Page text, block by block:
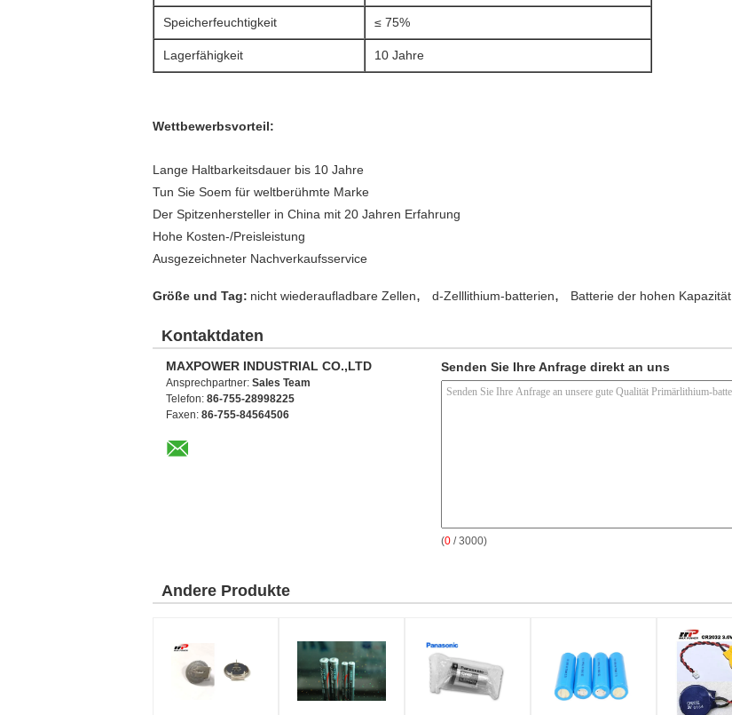
Speicherfeuchtigkeit ≤ 75%
Lagerfähigkeit 10 Jahre
Wettbewerbsvorteil:
Lange Haltbarkeitsdauer bis 10 Jahre
Tun Sie Soem für weltberühmte Marke
Der Spitzenhersteller in China mit 20 Jahren Erfahrung
Hohe Kosten-/Preisleistung
Ausgezeichneter Nachverkaufsservice
Größe und Tag: nicht wiederaufladbare Zellen, d-Zelllithium-batterien, Batterie der hohen Kapazität
Kontaktdaten
MAXPOWER INDUSTRIAL CO.,LTD
Ansprechpartner: Sales Team
Telefon: 86-755-28998225
Faxen: 86-755-84564506
Senden Sie Ihre Anfrage direkt an uns
(0 / 3000)
Andere Produkte